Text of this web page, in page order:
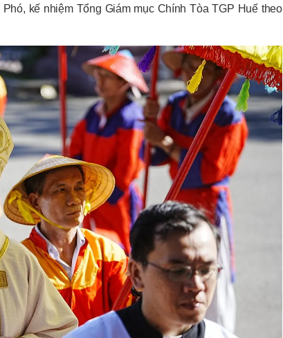
kế nhiệm Tổng Giám mục Chính Tòa TGP Huế theo